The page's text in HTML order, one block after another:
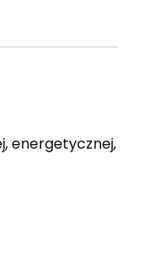
energetycznej,